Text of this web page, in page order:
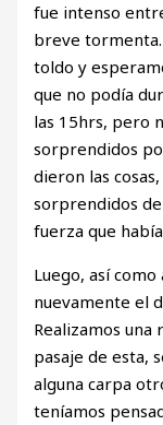
fue intenso
breve
toldo y
que no podía
las 15hrs, pero
sorprendidos
dieron las
sorprendidos
fuerza que
Luego, así
nuevamente el
Realizamos
pasaje de esta,
alguna carpa
teníamos